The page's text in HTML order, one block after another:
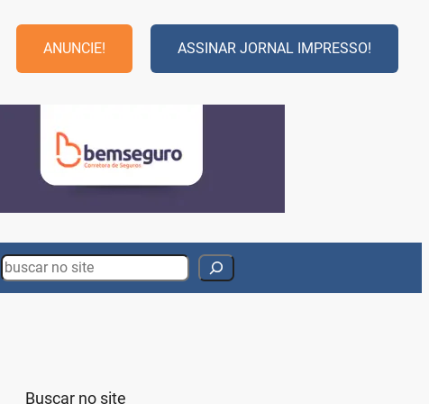
ANUNCIE! ASSINAR JORNAL IMPRESSO!
Search
Buscar no site